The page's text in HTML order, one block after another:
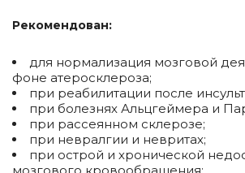
Рекомендован:
для нормализация мозговой
фоне атеросклероза;
при реабилитации после
при болезнях Альцгеймера и
при рассеянном склерозе;
при невралгии и невритах;
при острой и хронической